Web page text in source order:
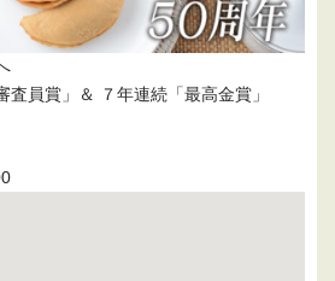
査員賞」＆ ７年連続「最高金賞」